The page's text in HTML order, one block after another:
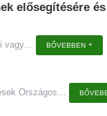
elősegítésére
vagy… BŐVEBBEN
Országos…